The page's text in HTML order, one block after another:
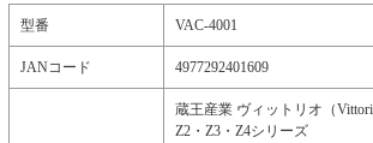
型番 VAC-4001
JANコード 4977292401609
蔵王産業 ヴィットリオ（
Z2・Z3・Z4シリーズ